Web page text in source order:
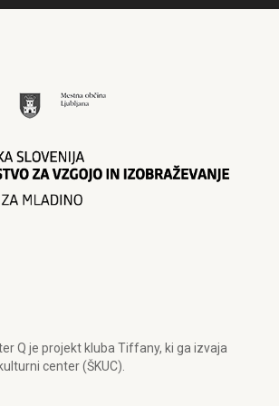
Q je projekt kluba Tiffany, ki ga izvaja
center (ŠKUC).